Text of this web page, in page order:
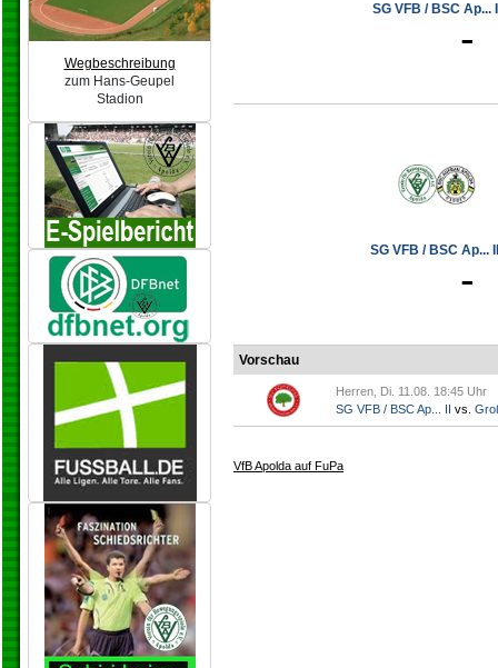
Wegbeschreibung
zum Hans-Geupel
Stadion
SG VFB / BSC Ap...
-
SG VFB / BSC Ap...
-
Vorschau
Herren, Di. 11.08. 18:45 Uhr
SG VFB / BSC Ap... II vs.
VfB Apolda auf FuPa